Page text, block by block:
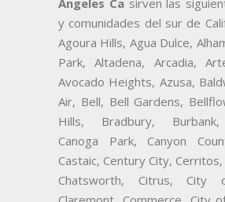
Angeles Casirven las
y comunidades del sur de
Agoura Hills, Agua Dulce,
Park, Altadena, Arcadia,
Avocado Heights, Azusa,
Air, Bell, Bell Gardens,
Hills, Bradbury, Burbank,
Canoga Park, Canyon
Castaic, Century City,
Chatsworth, Citrus, City